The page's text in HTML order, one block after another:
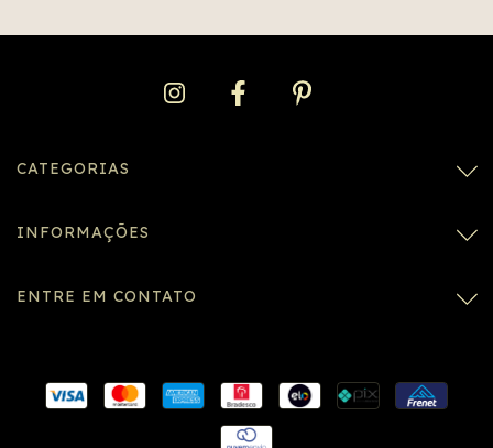
CATEGORIAS
INFORMAÇÕES
ENTRE EM CONTATO